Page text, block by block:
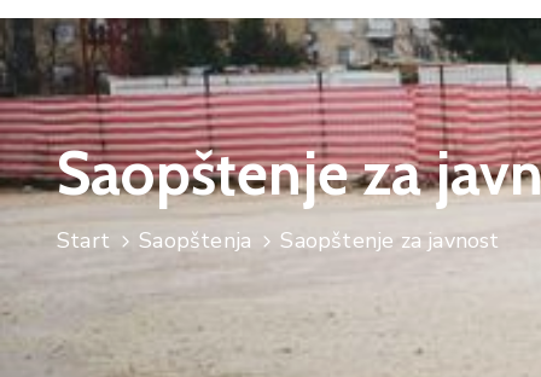
Saopštenje za
Start Saopštenja Saopštenje za javnost